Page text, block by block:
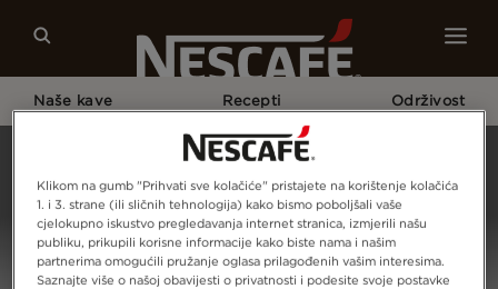
Naše kave Recepti Održivost
Prijava
Klikom na gumb "Prihvati sve kolačiće" pristajete na korištenje kolačića
1. i 3. strane (ili sličnih tehnologija) kako bismo poboljšali vaše
cjelokupno iskustvo pregledavanja internet stranica, izmjerili našu
publiku, prikupili korisne informacije kako biste nama i našim
partnerima omogućili pružanje oglasa prilagođenih vašim interesima.
Saznajte više o našoj obavijesti o privatnosti i podesite svoje postavke